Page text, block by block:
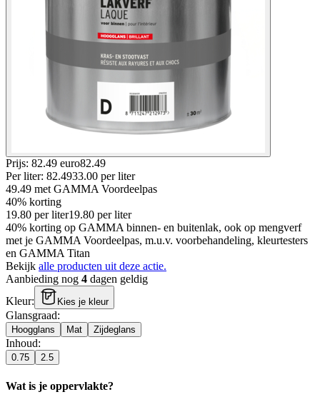
Prijs: 82.49 euro82.49
Per liter: 82.4933.00 per liter
49.49 met GAMMA Voordeelpas
40% korting
19.80 per liter19.80 per liter
40% korting op GAMMA binnen- en buitenlak, ook op mengverf
met je GAMMA Voordeelpas, m.u.v. voorbehandeling, kleurtesters
en GAMMA Titan
Bekijk alle producten uit deze actie.
Aanbieding nog 4 dagen geldig
Kleur: Kies je kleur
Glansgraad:
Hoogglans Mat Zijdeglans
Inhoud:
0.75 2.5
Wat is je oppervlakte?